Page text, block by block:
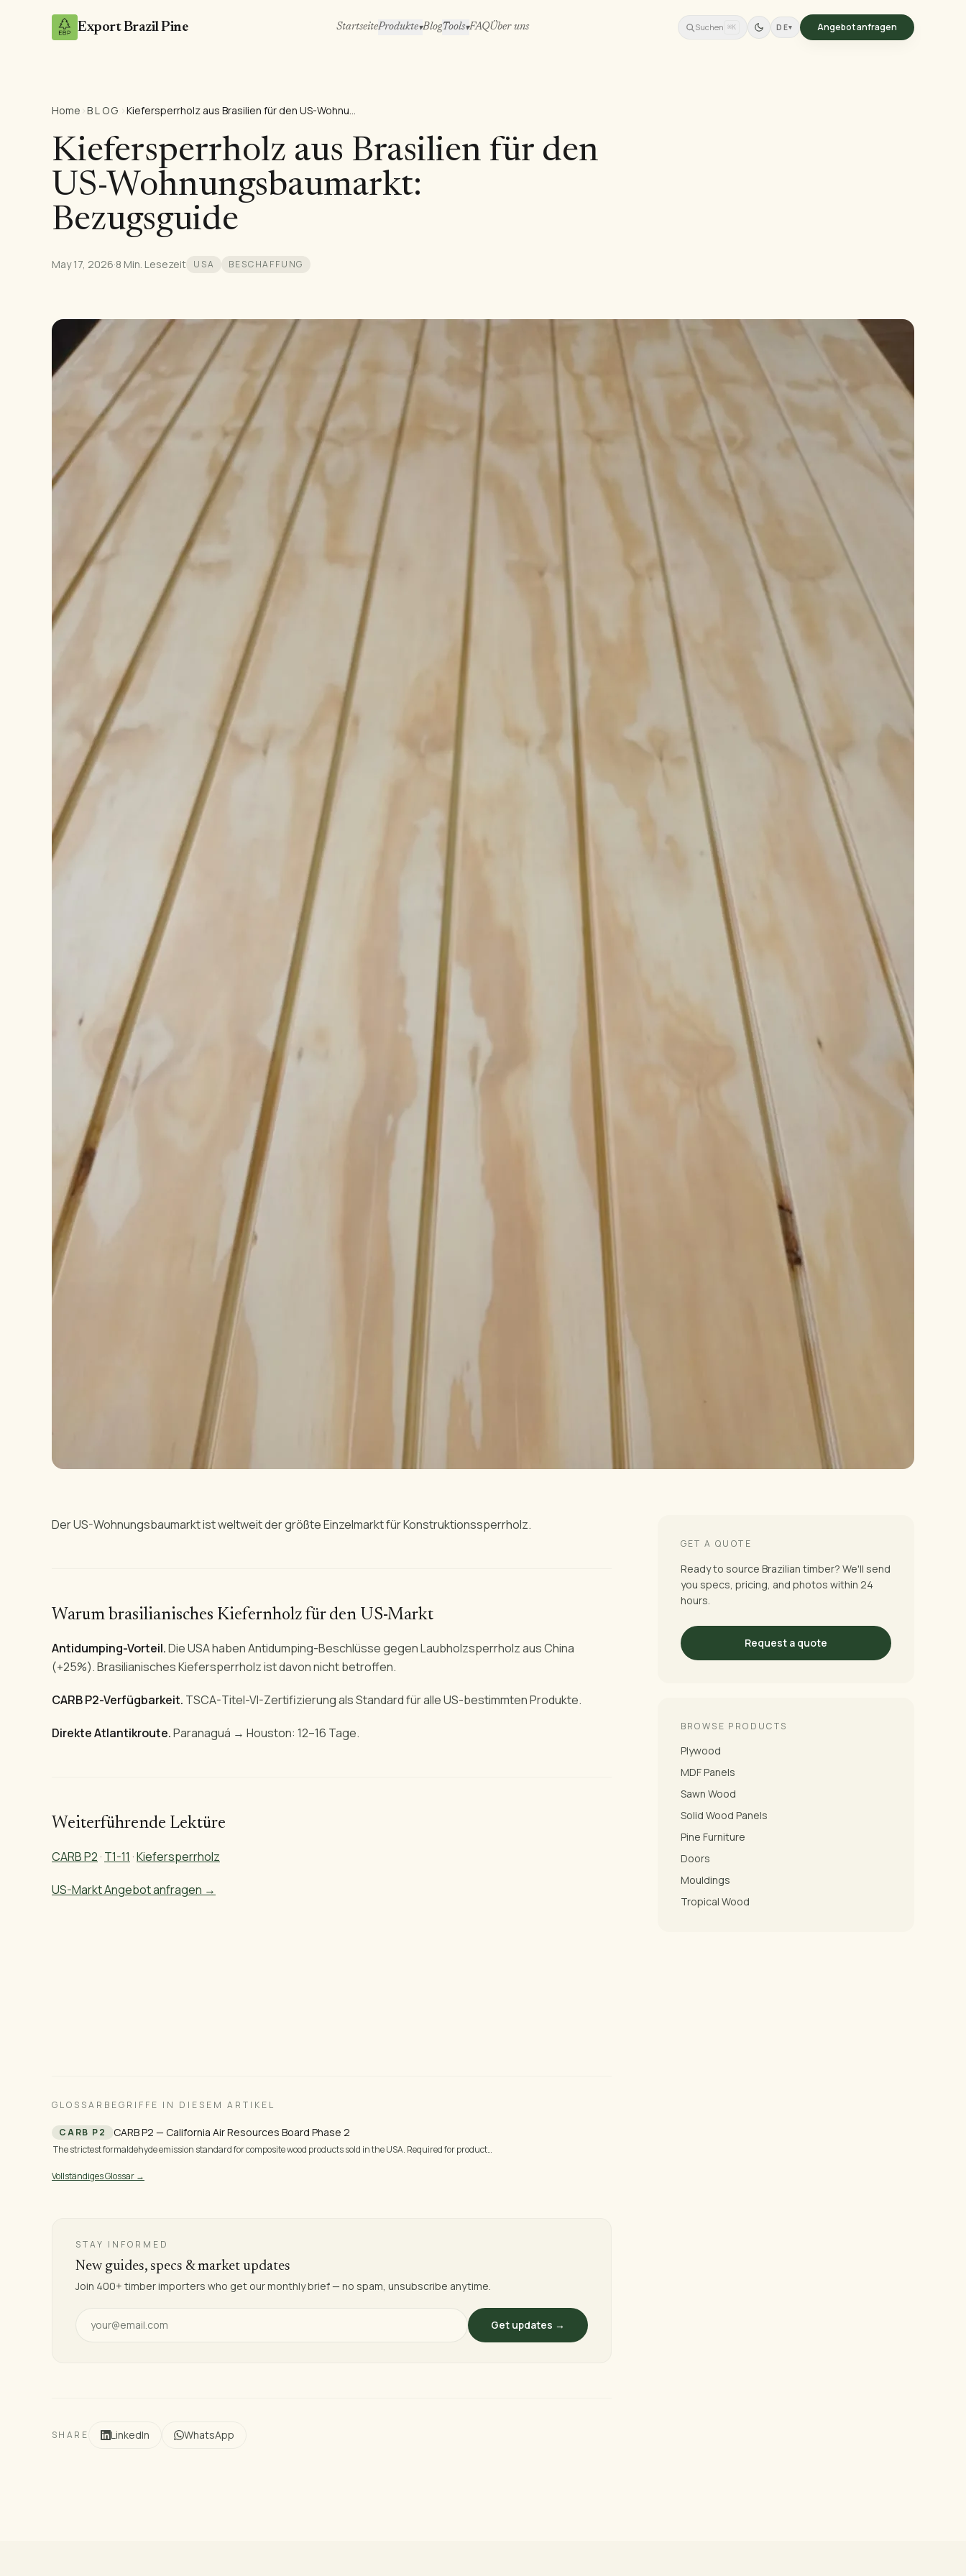
Export Brazil Pine StartseiteProdukte▾BlogTools▾FAQÜber uns Suchen ⌘K DE▾ Angebot anfragen
Home ›BLOG › Kiefersperrholz aus Brasilien für den US-Wohnungsbaumarkt: Bezugsguide
Kiefersperrholz aus Brasilien für den
US-Wohnungsbaumarkt:
Bezugsguide
May 17, 2026·8 Min. Lesezeit USA BESCHAFFUNG
Der US-Wohnungsbaumarkt ist weltweit der größte Einzelmarkt für Konstruktionssperrholz.
Warum brasilianisches Kiefernholz für den US-Markt
Antidumping-Vorteil.Die USA haben Antidumping-Beschlüsse gegen Laubholzsperrholz aus China
(+25%). Brasilianisches Kiefersperrholz ist davon nicht betroffen.
CARB P2-Verfügbarkeit. TSCA-Titel-VI-Zertifizierung als Standard für alle US-bestimmten Produkte.
Direkte Atlantikroute.Paranaguá → Houston: 12–16 Tage.
Weiterführende Lektüre
CARB P2 · T1-11 ·Kiefersperrholz
US-Markt Angebot anfragen →
GLOSSARBEGRIFFE IN DIESEM ARTIKEL
CARB P2 CARB P2 — California Air Resources Board Phase 2
The strictest formaldehyde emission standard for composite wood products sold in the USA. Required for product…
Vollständiges Glossar →
STAY INFORMED
New guides, specs & market updates
Join 400+ timber importers who get our monthly brief — no spam, unsubscribe anytime.
Get updates →
SHARE LinkedIn WhatsApp
GET A QUOTE
Ready to source Brazilian timber? We'll send
you specs, pricing, and photos within 24
hours.
Request a quote
BROWSE PRODUCTS
Plywood
MDF Panels
Sawn Wood
Solid Wood Panels
Pine Furniture
Doors
Mouldings
Tropical Wood